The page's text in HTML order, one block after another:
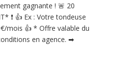
gagnante ! 🚨 20
❗ 👍 Ex : Votre tondeuse
mois 👍 * Offre valable du
en agence. ➡